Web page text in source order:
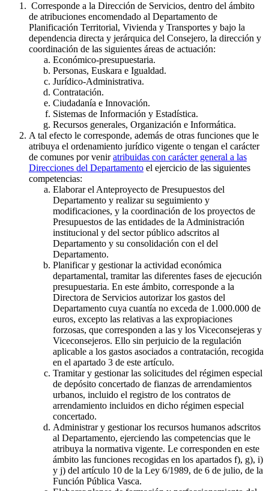
Corresponde a la Dirección de Servicios, dentro del ámbito
de atribuciones encomendado al Departamento de
Planificación Territorial, Vivienda y Transportes y bajo la
dependencia directa y jerárquica del Consejero, la dirección y
coordinación de las siguientes áreas de actuación:
Económico-presupuestaria.
Personas, Euskara e Igualdad.
Jurídico-Administrativa.
Contratación.
Ciudadanía e Innovación.
Sistemas de Información y Estadística.
Recursos generales, Organización e Informática.
A tal efecto le corresponde, además de otras funciones que le
atribuya el ordenamiento jurídico vigente o tengan el carácter
de comunes por veniratribuidas con carácter general a las
Direcciones del Departamento el ejercicio de las siguientes
competencias:
Elaborar el Anteproyecto de Presupuestos del
Departamento y realizar su seguimiento y
modificaciones, y la coordinación de los proyectos de
Presupuestos de las entidades de la Administración
institucional y del sector público adscritos al
Departamento y su consolidación con el del
Departamento.
Planificar y gestionar la actividad económica
departamental, tramitar las diferentes fases de ejecución
presupuestaria. En este ámbito, corresponde a la
Directora de Servicios autorizar los gastos del
Departamento cuya cuantía no exceda de 1.000.000 de
euros, excepto las relativas a las expropiaciones
forzosas, que corresponden a las y los Viceconsejeras y
Viceconsejeros. Ello sin perjuicio de la regulación
aplicable a los gastos asociados a contratación, recogida
en el apartado 3 de este artículo.
Tramitar y gestionar las solicitudes del régimen especial
de depósito concertado de fianzas de arrendamientos
urbanos, incluido el registro de los contratos de
arrendamiento incluidos en dicho régimen especial
concertado.
Administrar y gestionar los recursos humanos adscritos
al Departamento, ejerciendo las competencias que le
atribuya la normativa vigente. Le corresponden en este
ámbito las funciones recogidas en los apartados f), g), i)
y j) del artículo 10 de la Ley 6/1989, de 6 de julio, de la
Función Pública Vasca.